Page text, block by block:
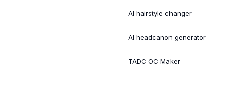
AI hairstyle changer
AI headcanon generator
TADC OC Maker